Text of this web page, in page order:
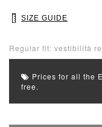
SIZE GUIDE
Regular fit: vestibilità
Prices for all the
free.